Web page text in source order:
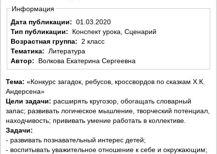
Информация
Дата публикации: 01.03.2020
Тип публикации:
Конспект урока, Сценарий
Возрастная группа:
2 класс
Тематика: Литература
Автор:
Волкова Екатерина Сергеевна
Тема: «Конкурс загадок, ребусов, кроссвордов по сказкам Х.К.
Андерсена»
Цели задачи: расширять кругозор, обогащать словарный
запас; развивать логическое мышление, творческий потенциал,
находчивость; прививать умение работать в коллективе.
Задачи:
- развивать познавательный интерес детей;
- воспитывать уважительное отношение к себе и окружающим;